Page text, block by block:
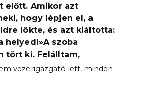
előtt. Amikor azt
hogy lépjen el, a
lökte, és azt kiáltotta:
helyed!»A szoba
tört ki. Felálltam,
vezérigazgató lett, minden